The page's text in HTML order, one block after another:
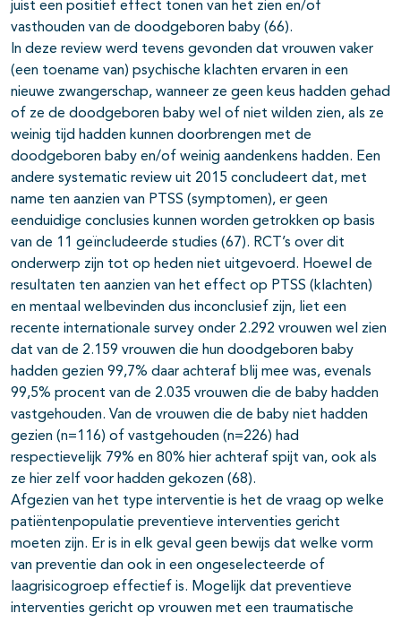
juist een positief effect tonen van het zien en/of
vasthouden van de doodgeboren baby (66).
In deze review werd tevens gevonden dat vrouwen vaker
(een toename van) psychische klachten ervaren in een
nieuwe zwangerschap, wanneer ze geen keus hadden gehad
of ze de doodgeboren baby wel of niet wilden zien, als ze
weinig tijd hadden kunnen doorbrengen met de
doodgeboren baby en/of weinig aandenkens hadden. Een
andere systematic review uit 2015 concludeert dat, met
name ten aanzien van PTSS (symptomen), er geen
eenduidige conclusies kunnen worden getrokken op basis
van de 11 geïncludeerde studies (67). RCT’s over dit
onderwerp zijn tot op heden niet uitgevoerd. Hoewel de
resultaten ten aanzien van het effect op PTSS (klachten)
en mentaal welbevinden dus inconclusief zijn, liet een
recente internationale survey onder 2.292 vrouwen wel zien
dat van de 2.159 vrouwen die hun doodgeboren baby
hadden gezien 99,7% daar achteraf blij mee was, evenals
99,5% procent van de 2.035 vrouwen die de baby hadden
vastgehouden. Van de vrouwen die de baby niet hadden
gezien (n=116) of vastgehouden (n=226) had
respectievelijk 79% en 80% hier achteraf spijt van, ook als
ze hier zelf voor hadden gekozen (68).
Afgezien van het type interventie is het de vraag op welke
patiëntenpopulatie preventieve interventies gericht
moeten zijn. Er is in elk geval geen bewijs dat welke vorm
van preventie dan ook in een ongeselecteerde of
laagrisicogroep effectief is. Mogelijk dat preventieve
interventies gericht op vrouwen met een traumatische